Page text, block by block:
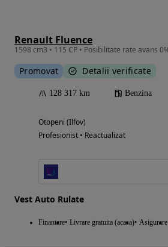
Renault Fluence
Promovat Detalii verificate
128 317 km Benzina
Otopeni (Ilfov)
Profesionist • Reactualizat
Vest Auto Rulate
Finantare Livrare gratuita (acasa) Asigurare